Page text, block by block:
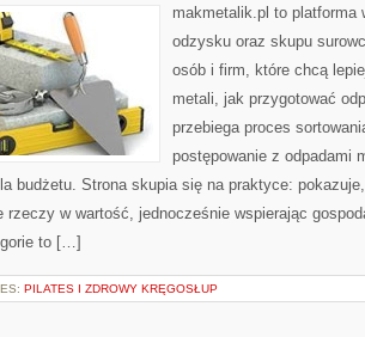
makmetalik.pl to platforma
odzysku oraz skupu
osób i firm, które chcą
metali, jak przygotować
przebiega proces
postępowanie z odpadami
budżetu. Strona skupia się na praktyce:
rzeczy w wartość, jednocześnie wspierając
to […]
PILATES I ZDROWY KRĘGOSŁUP